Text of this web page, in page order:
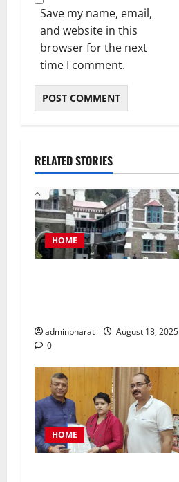
Save my name, email,
and website in this
browser for the next
time I comment.
RELATED STORIES
HOME
adminbharat
August 18, 2025
0
HOME